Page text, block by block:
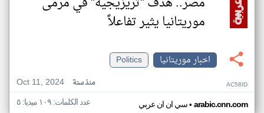
موريتانيا يثير تفاعلاً
اخبار موريتانيا
Politics
Oct 11, 2024
منذ سنة AC58ID
سي ان ان عربي• arabic.cnn.com عدد الكلمات: ١٠٩ ميديا: ٥